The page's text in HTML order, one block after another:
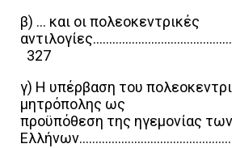
β) … και οι πολεοκεντρικές
327
γ) Η υπέρβαση του
μητρόπολης ως
προϋπόθεση της ηγεμονίας των